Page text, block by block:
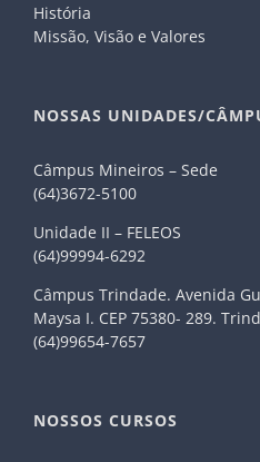
História
Missão, Visão e Valores
NOSSAS UNIDADES/
Câmpus Mineiros – Sede
(64)3672-5100
Unidade II – FELEOS
(64)99994-6292
Câmpus Trindade. Avenida
Maysa I. CEP 75380- 289.
(64)99654-7657
NOSSOS CURSOS